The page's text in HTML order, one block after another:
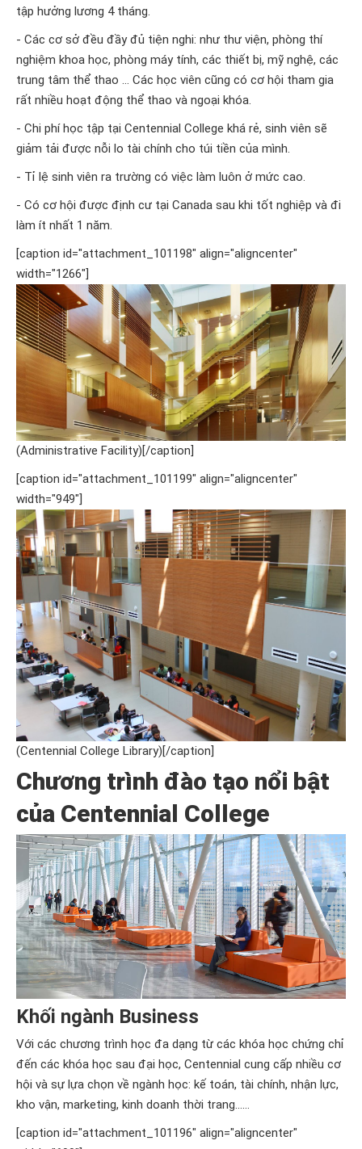
tập hưởng lương 4 tháng.
- Các cơ sở đều đầy đủ tiện nghi: như thư viện, phòng thí
nghiệm khoa học, phòng máy tính, các thiết bị, mỹ nghệ, các
trung tâm thể thao … Các học viên cũng có cơ hội tham gia
rất nhiều hoạt động thể thao và ngoại khóa.
- Chi phí học tập tại Centennial College khá rẻ, sinh viên sẽ
giảm tải được nỗi lo tài chính cho túi tiền của mình.
- Tỉ lệ sinh viên ra trường có việc làm luôn ở mức cao.
- Có cơ hội được định cư tại Canada sau khi tốt nghiệp và đi
làm ít nhất 1 năm.
[caption id="attachment_101198" align="aligncenter"
width="1266"]
(Administrative Facility)[/caption]
[caption id="attachment_101199" align="aligncenter"
width="949"]
(Centennial College Library)[/caption]
Chương trình đào tạo nổi bật
của Centennial College
Khối ngành Business
Với các chương trình học đa dạng từ các khóa học chứng chỉ
đến các khóa học sau đại học, Centennial cung cấp nhiều cơ
hội và sự lựa chọn về ngành học: kế toán, tài chính, nhận lực,
kho vận, marketing, kinh doanh thời trang……
[caption id="attachment_101196" align="aligncenter"